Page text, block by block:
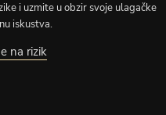
i uzmite u obzir svoje ulagačke
iskustva.
na rizik